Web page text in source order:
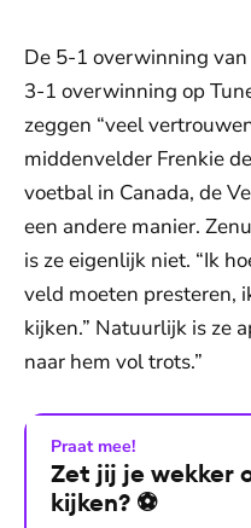
De 5-1 overwinning
3-1 overwinning op
zeggen “veel
middenvelder Frenkie
voetbal in Canada, de
een andere manier.
is ze eigenlijk niet. “Ik
veld moeten presteren,
kijken.” Natuurlijk is ze
naar hem vol trots.”
Praat mee!
Zet jij je wekker
kijken? ⚽️